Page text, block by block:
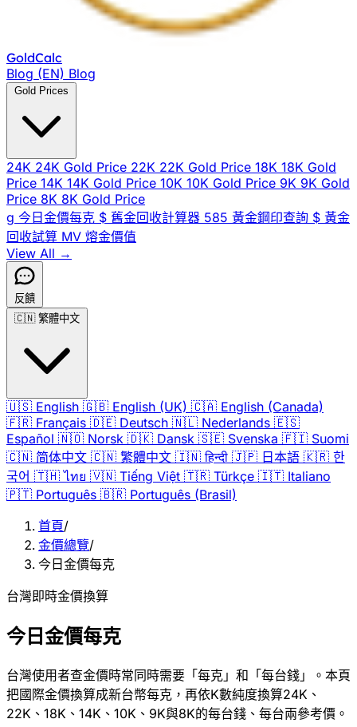
GoldCalc
Blog (EN) Blog
Gold Prices
24K 24K Gold Price 22K 22K Gold Price 18K 18K Gold
Price 14K 14K Gold Price 10K 10K Gold Price 9K 9K Gold
Price 8K 8K Gold Price
g 今日金價每克 $ 舊金回收計算器 585 黃金鋼印查詢 $ 黃金
回收試算 MV 熔金價值
View All →
反饋
🇨🇳 繁體中文
🇺🇸 English 🇬🇧 English (UK) 🇨🇦 English (Canada)
🇫🇷 Français 🇩🇪 Deutsch 🇳🇱 Nederlands 🇪🇸
Español 🇳🇴 Norsk 🇩🇰 Dansk 🇸🇪 Svenska 🇫🇮 Suomi
🇨🇳 简体中文 🇨🇳 繁體中文 🇮🇳 हिन्दी 🇯🇵 日本語 🇰🇷 한
국어 🇹🇭 ไทย 🇻🇳 Tiếng Việt 🇹🇷 Türkçe 🇮🇹 Italiano
🇵🇹 Português 🇧🇷 Português (Brasil)
首頁/
金價總覽/
今日金價每克
台灣即時金價換算
今日金價每克
台灣使用者查金價時常同時需要「每克」和「每台錢」。本頁
把國際金價換算成新台幣每克，再依K數純度換算24K、
22K、18K、14K、10K、9K與8K的每台錢、每台兩參考價。